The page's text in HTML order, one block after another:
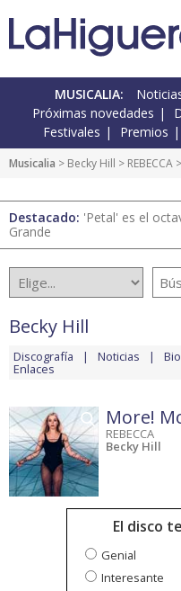
MUSICALIA:
Próximas novedades
Festivales
Premios
Musicalia > Becky Hill > REBECCA
Destacado: 'Petal' es el
Grande
Becky Hill
Discografía Noticias
Enlaces
More!
REBECCA
Becky Hill
El disco
Genial
Interesante